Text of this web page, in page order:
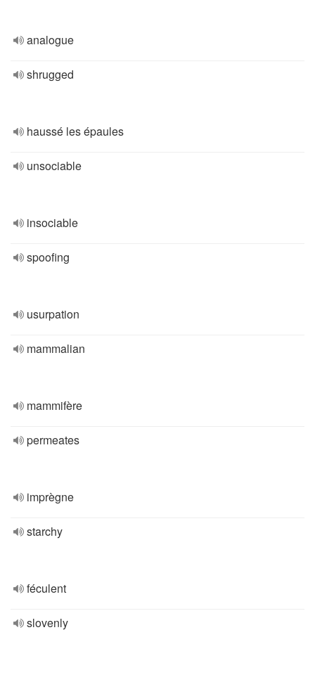
analogue
shrugged
haussé les épaules
unsociable
insociable
spoofing
usurpation
mammalian
mammifère
permeates
imprègne
starchy
féculent
slovenly